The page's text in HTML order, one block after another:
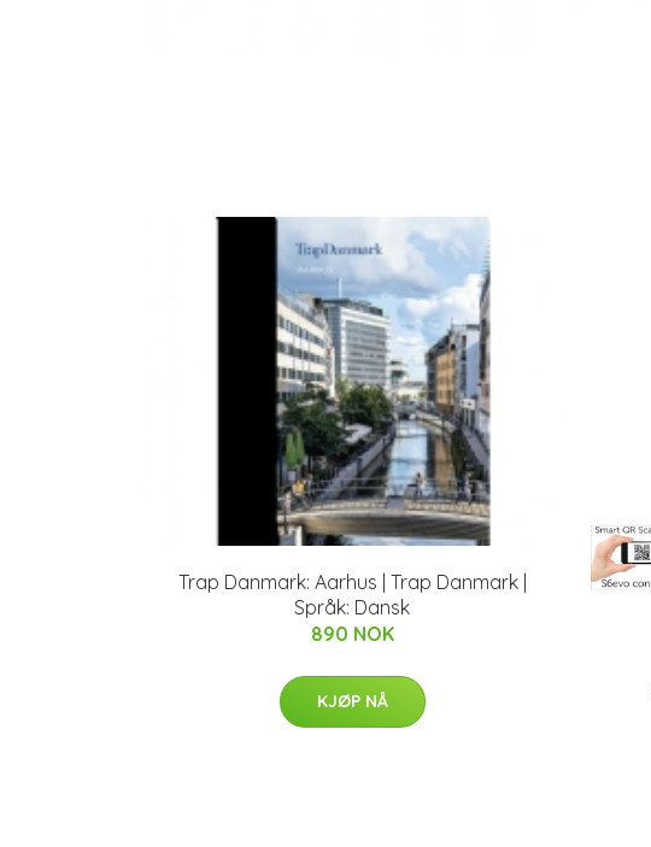
Trap Danmark: Aarhus | Trap Danmark |
Språk: Dansk
890 NOK
KJØP NÅ